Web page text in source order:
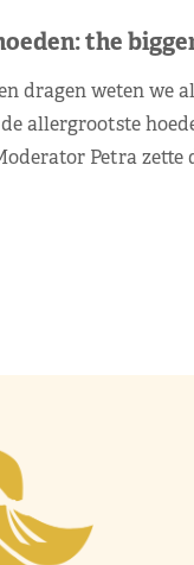
the
dragen weten we
allergrootste
Petra zette